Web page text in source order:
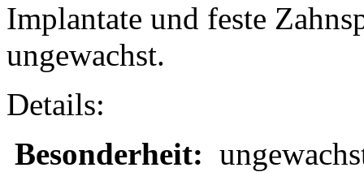
Implantate und feste
ungewachst.
Details:
Besonderheit: